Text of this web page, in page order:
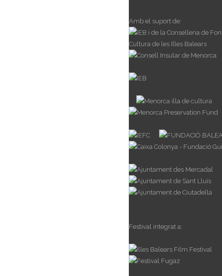
Amb el suport de:
Festival integrat a: